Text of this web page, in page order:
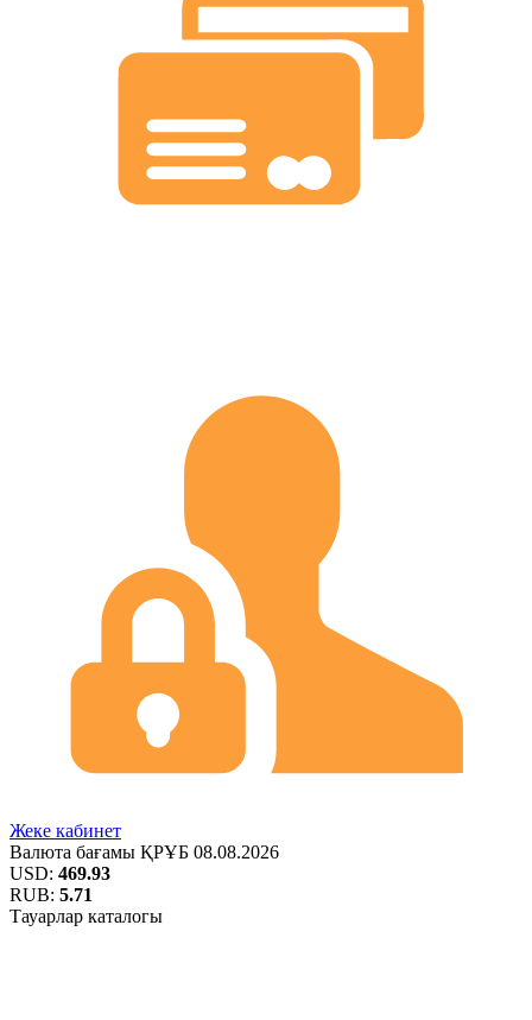
Жеке кабинет
Валюта бағамы ҚРҰБ 08.08.2026
USD: 469.93
RUB: 5.71
Тауарлар каталогы